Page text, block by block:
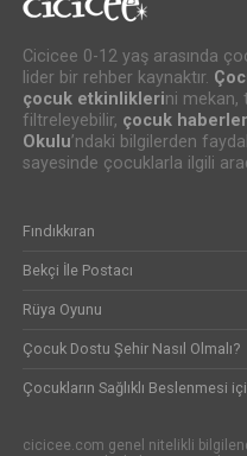
Cicicee 0-12 yaş arasında
lider bir rehber kaynaktır.
çocuk etkinliklerini mekan,
filtreleyebilir, çocuk
Okulu’ndaki bilgilerden
sayesinde çocuklarla ilgili
Fındıkkıran
Bekçi İle Postacı
Rüya Oyunu
Çocuk Dostu Şehir Nasıl Olmalı?
Çocukların Sağlıklı Beslenmesi
cicicee.com genel nitelikli